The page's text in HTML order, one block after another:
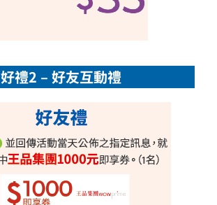
好禮2 – 好友互動禮